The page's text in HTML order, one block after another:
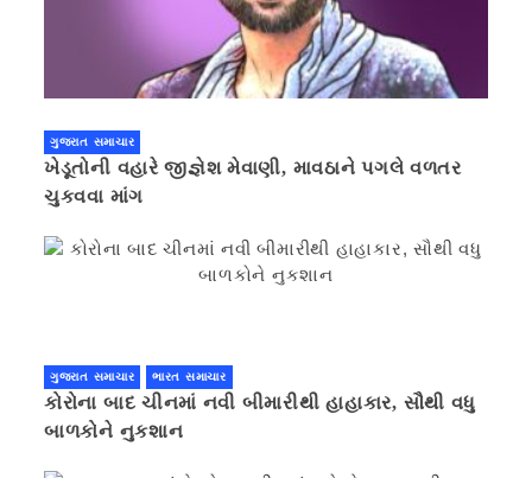
ગુજરાત સમાચાર
ખેડૂતોની વહારે જીજ્ઞેશ મેવાણી, માવઠાને પગલે વળતર
ચુકવવા માંગ
ગુજરાત સમાચાર ભારત સમાચાર
કોરોના બાદ ચીનમાં નવી બીમારીથી હાહાકાર, સૌથી વધુ
બાળકોને નુકશાન